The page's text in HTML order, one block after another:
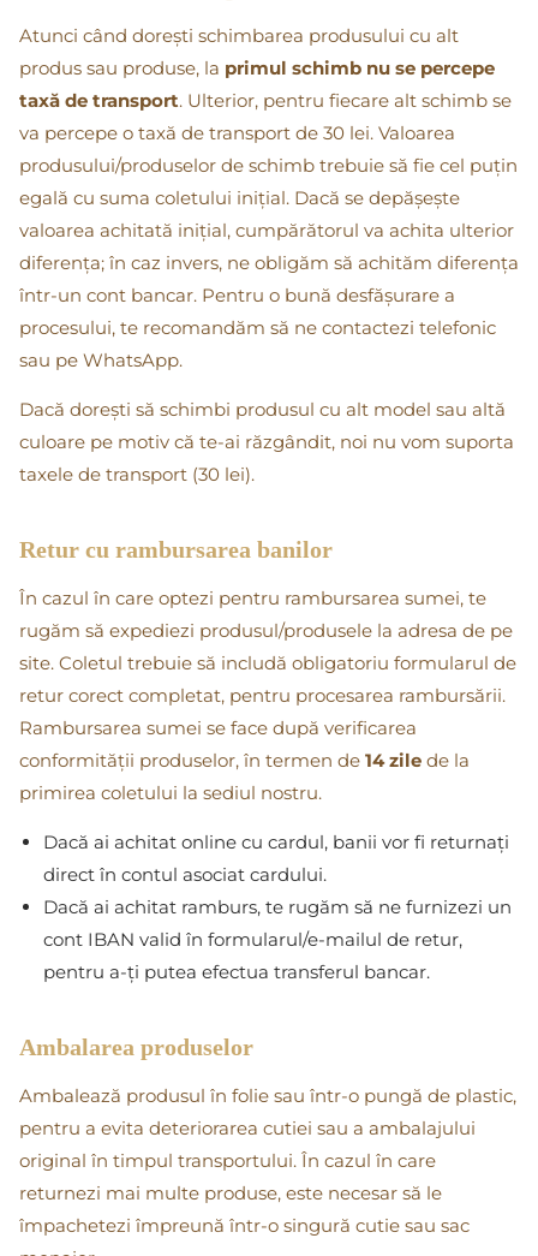
Atunci când dorești schimbarea produsului cu alt
produs sau produse, la primul schimb nu se percepe
taxă de transport. Ulterior, pentru fiecare alt schimb se
va percepe o taxă de transport de 30 lei. Valoarea
produsului/produselor de schimb trebuie să fie cel puțin
egală cu suma coletului inițial. Dacă se depășește
valoarea achitată inițial, cumpărătorul va achita ulterior
diferența; în caz invers, ne obligăm să achităm diferența
într-un cont bancar. Pentru o bună desfășurare a
procesului, te recomandăm să ne contactezi telefonic
sau pe WhatsApp.
Dacă dorești să schimbi produsul cu alt model sau altă
culoare pe motiv că te-ai răzgândit, noi nu vom suporta
taxele de transport (30 lei).
Retur cu rambursarea banilor
În cazul în care optezi pentru rambursarea sumei, te
rugăm să expediezi produsul/produsele la adresa de pe
site. Coletul trebuie să includă obligatoriu formularul de
retur corect completat, pentru procesarea rambursării.
Rambursarea sumei se face după verificarea
conformității produselor, în termen de 14 zile de la
primirea coletului la sediul nostru.
Dacă ai achitat online cu cardul, banii vor fi returnați
direct în contul asociat cardului.
Dacă ai achitat ramburs, te rugăm să ne furnizezi un
cont IBAN valid în formularul/e-mailul de retur,
pentru a-ți putea efectua transferul bancar.
Ambalarea produselor
Ambalează produsul în folie sau într-o pungă de plastic,
pentru a evita deteriorarea cutiei sau a ambalajului
original în timpul transportului. În cazul în care
returnezi mai multe produse, este necesar să le
împachetezi împreună într-o singură cutie sau sac